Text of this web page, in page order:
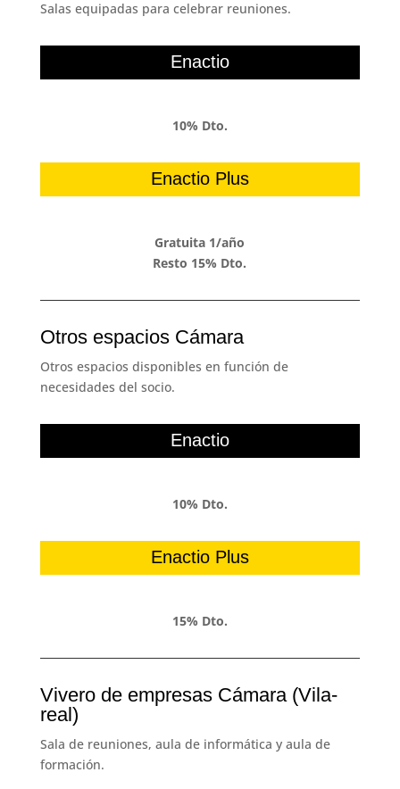
Salas equipadas para celebrar reuniones.
Enactio
10% Dto.
Enactio Plus
Gratuita 1/año
Resto 15% Dto.
Otros espacios Cámara
Otros espacios disponibles en función de
necesidades del socio.
Enactio
10% Dto.
Enactio Plus
15% Dto.
Vivero de empresas Cámara (Vila-
real)
Sala de reuniones, aula de informática y aula de
formación.